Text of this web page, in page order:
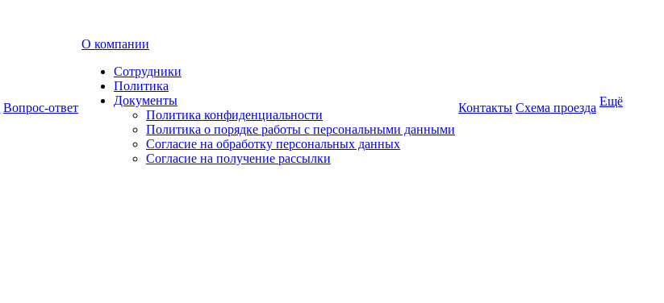
Вопрос-ответ
О компании
Сотрудники
Политика
Документы
Политика конфиденциальности
Политика о порядке работы с персональными данными
Согласие на обработку персональных данных
Согласие на получение рассылки
Контакты Схема проезда Ещё